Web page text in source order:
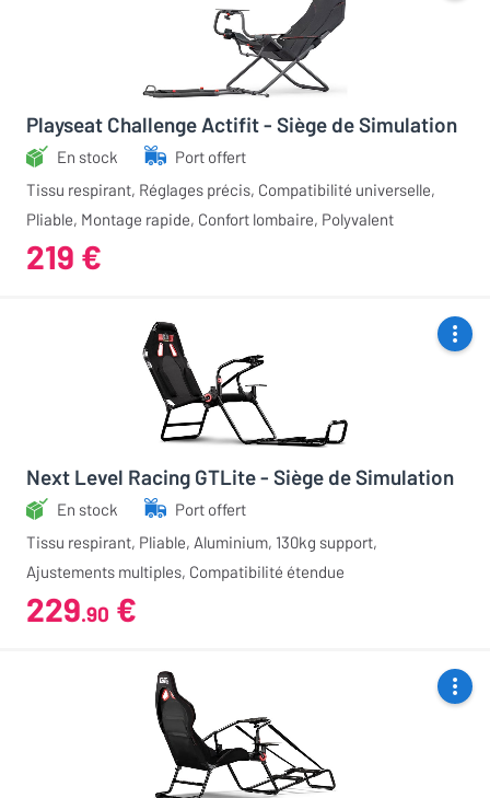
Playseat Challenge Actifit - Siège de Simulation
En stock
Port offert
Tissu respirant, Réglages précis, Compatibilité universelle,
Pliable, Montage rapide, Confort lombaire, Polyvalent
219 €
Next Level Racing GTLite - Siège de Simulation
En stock
Port offert
Tissu respirant, Pliable, Aluminium, 130kg support,
Ajustements multiples, Compatibilité étendue
229.90 €